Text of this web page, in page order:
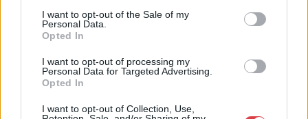
I want to opt-out of the Sale of my
Personal Data.
Opted In
I want to opt-out of processing my
Personal Data for Targeted Advertising.
Opted In
I want to opt-out of Collection, Use,
Árpád grafikájával.
Litográfia, hátoldalán
nyomda. 96×64 cm
Hajtva, jó állapotban
Nagy méretű plakát. Füzesi
Árpád grafikájával.
bélyegzett. Klösz nyomda.
Kikiáltási ár: 50 000Ft
Kálmán, Vaszary Piri,
Rendezte: Balogh
István. Litográfia, papír.
Márkus Nyomda, Bp.
Moziplakát (filmplakát,
Valéria és mások
Kikiáltási ár: